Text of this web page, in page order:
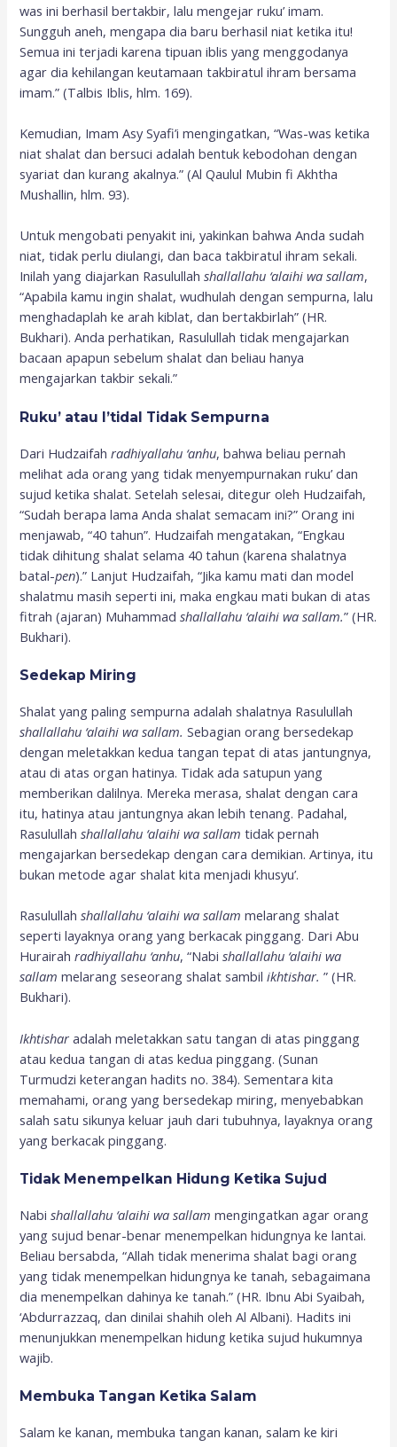
was ini berhasil bertakbir, lalu mengejar ruku’ imam.
Sungguh aneh, mengapa dia baru berhasil niat ketika itu!
Semua ini terjadi karena tipuan iblis yang menggodanya
agar dia kehilangan keutamaan takbiratul ihram bersama
imam.” (Talbis Iblis, hlm. 169).
Kemudian, Imam Asy Syafi’i mengingatkan, “Was-was ketika
niat shalat dan bersuci adalah bentuk kebodohan dengan
syariat dan kurang akalnya.” (Al Qaulul Mubin fi Akhtha
Mushallin, hlm. 93).
Untuk mengobati penyakit ini, yakinkan bahwa Anda sudah
niat, tidak perlu diulangi, dan baca takbiratul ihram sekali.
Inilah yang diajarkan Rasulullahshallallahu ‘alaihi wa sallam,
“Apabila kamu ingin shalat, wudhulah dengan sempurna, lalu
menghadaplah ke arah kiblat, dan bertakbirlah” (HR.
Bukhari). Anda perhatikan, Rasulullah tidak mengajarkan
bacaan apapun sebelum shalat dan beliau hanya
mengajarkan takbir sekali.”
Ruku’ atau I’tidal Tidak Sempurna
Dari Hudzaifahradhiyallahu ‘anhu, bahwa beliau pernah
melihat ada orang yang tidak menyempurnakan ruku’ dan
sujud ketika shalat. Setelah selesai, ditegur oleh Hudzaifah,
“Sudah berapa lama Anda shalat semacam ini?” Orang ini
menjawab, “40 tahun”. Hudzaifah mengatakan, “Engkau
tidak dihitung shalat selama 40 tahun (karena shalatnya
batal-pen).” Lanjut Hudzaifah, “Jika kamu mati dan model
shalatmu masih seperti ini, maka engkau mati bukan di atas
fitrah (ajaran) Muhammadshallallahu ‘alaihi wa sallam.” (HR.
Bukhari).
Sedekap Miring
Shalat yang paling sempurna adalah shalatnya Rasulullah
shallallahu ‘alaihi wa sallam. Sebagian orang bersedekap
dengan meletakkan kedua tangan tepat di atas jantungnya,
atau di atas organ hatinya. Tidak ada satupun yang
memberikan dalilnya. Mereka merasa, shalat dengan cara
itu, hatinya atau jantungnya akan lebih tenang. Padahal,
Rasulullahshallallahu ‘alaihi wa sallam tidak pernah
mengajarkan bersedekap dengan cara demikian. Artinya, itu
bukan metode agar shalat kita menjadi khusyu’.
Rasulullahshallallahu ‘alaihi wa sallam melarang shalat
seperti layaknya orang yang berkacak pinggang. Dari Abu
Hurairahradhiyallahu ‘anhu, “Nabishallallahu ‘alaihi wa
sallam melarang seseorang shalat sambilikhtishar. ” (HR.
Bukhari).
Ikhtishar adalah meletakkan satu tangan di atas pinggang
atau kedua tangan di atas kedua pinggang. (Sunan
Turmudzi keterangan hadits no. 384). Sementara kita
memahami, orang yang bersedekap miring, menyebabkan
salah satu sikunya keluar jauh dari tubuhnya, layaknya orang
yang berkacak pinggang.
Tidak Menempelkan Hidung Ketika Sujud
Nabishallallahu ‘alaihi wa sallam mengingatkan agar orang
yang sujud benar-benar menempelkan hidungnya ke lantai.
Beliau bersabda, “Allah tidak menerima shalat bagi orang
yang tidak menempelkan hidungnya ke tanah, sebagaimana
dia menempelkan dahinya ke tanah.” (HR. Ibnu Abi Syaibah,
‘Abdurrazzaq, dan dinilai shahih oleh Al Albani). Hadits ini
menunjukkan menempelkan hidung ketika sujud hukumnya
wajib.
Membuka Tangan Ketika Salam
Salam ke kanan, membuka tangan kanan, salam ke kiri